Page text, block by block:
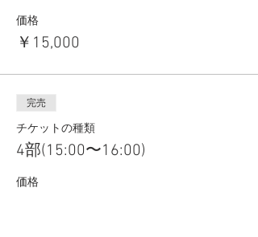
価格
￥15,000
完売
チケットの種類
4部(15:00〜16:00)
価格